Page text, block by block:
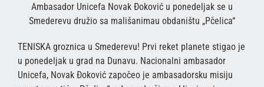
Ambasador Unicefa Novak Đoković u ponedeljak se u
Smederevu družio sa mališanimau obdaništu „Pčelica“
TENISKA groznica u Smederevu! Prvi reket planete stigao je
u ponedeljak u grad na Dunavu. Nacionalni ambasador
Unicefa, Novak Đoković započeo je ambasadorsku misiju